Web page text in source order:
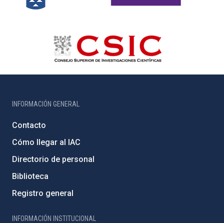
INFORMACIÓN GENERAL
Contacto
Cómo llegar al IAC
Directorio de personal
Biblioteca
Registro general
INFORMACIÓN INSTITUCIONAL